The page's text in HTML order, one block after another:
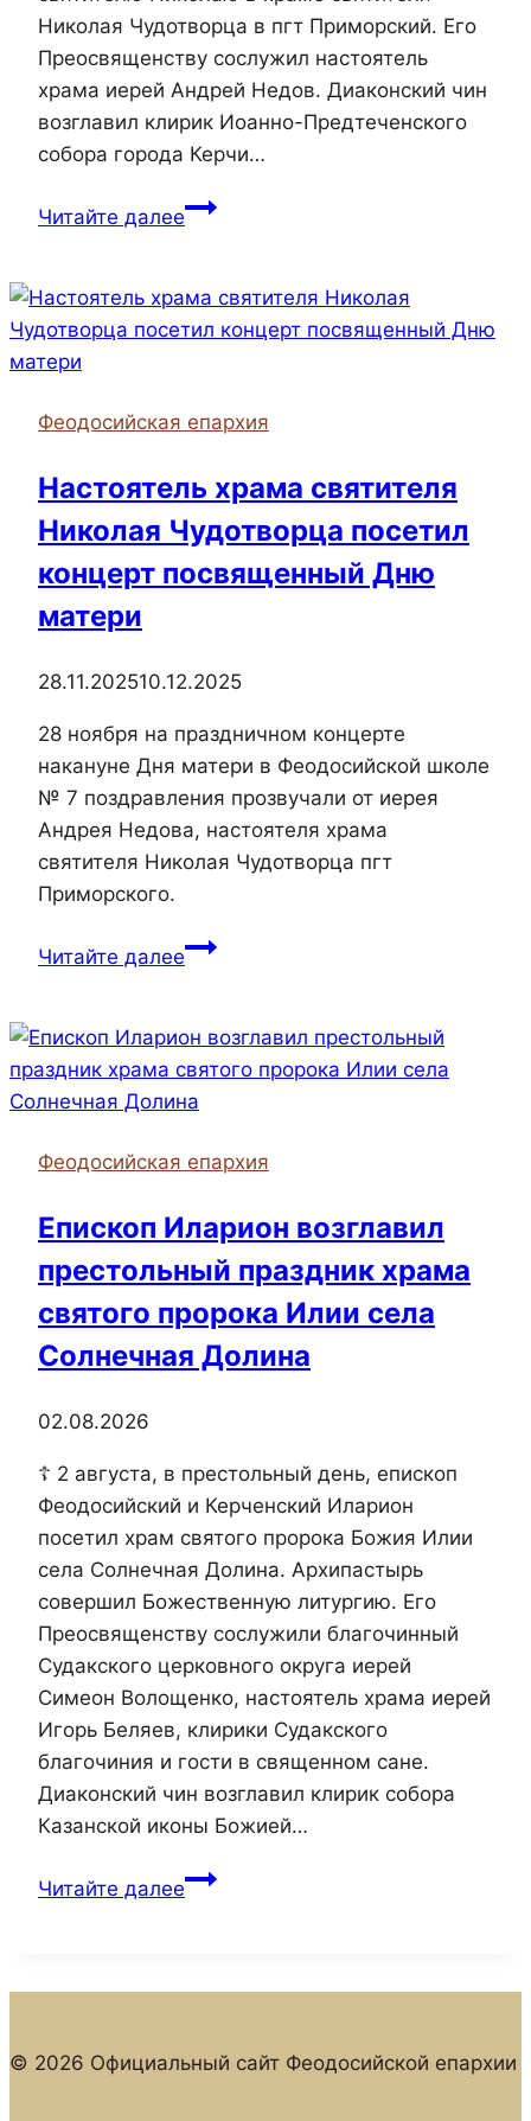
Николая Чудотворца в пгт Приморский. Его
Преосвященству сослужил настоятель
храма иерей Андрей Недов. Диаконский чин
возглавил клирик Иоанно-Предтеченского
собора города Керчи…
Читайте далееЕпископ
всенощное
бдение
святителя
Чудотворца
в
Приморский
Феодосийская епархия
Настоятель храма святителя
Николая Чудотворца посетил
концерт посвященный Дню
матери
28.11.202510.12.2025
28 ноября на праздничном концерте
накануне Дня матери в Феодосийской школе
№ 7 поздравления прозвучали от иерея
Андрея Недова, настоятеля храма
святителя Николая Чудотворца пгт
Приморского.
Читайте далееНастоятель
Николая
Чудотворца
посетил
посвященный
матери
Феодосийская епархия
Епископ Иларион возглавил
престольный праздник храма
святого пророка Илии села
Солнечная Долина
02.08.2026
☦ 2 августа, в престольный день, епископ
Феодосийский и Керченский Иларион
посетил храм святого пророка Божия Илии
села Солнечная Долина. Архипастырь
совершил Божественную литургию. Его
Преосвященству сослужили благочинный
Судакского церковного округа иерей
Симеон Волощенко, настоятель храма иерей
Игорь Беляев, клирики Судакского
благочиния и гости в священном сане.
Диаконский чин возглавил клирик собора
Казанской иконы Божией…
Читайте далееЕпископ
святого
© 2026 Официальный сайт Феодосийской епархии